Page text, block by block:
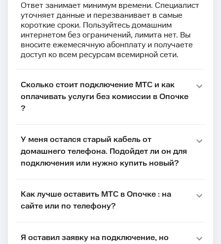
Ответ занимает минимум времени. Специалист
уточняет данные и перезванивает в самые
короткие сроки. Пользуйтесь домашним
интернетом без ограничений, лимита нет. Вы
вносите ежемесячную абонплату и получаете
доступ ко всем ресурсам всемирной сети.
Сколько стоит подключение МТС и как
оплачивать услуги без комиссии в Опочке
?
У меня остался старый кабель от
домашнего телефона. Подойдет ли он для
подключения или нужно купить новый?
Как лучше оставить МТС в Опочке : на
сайте или по телефону?
Я оставил заявку на подключение, но